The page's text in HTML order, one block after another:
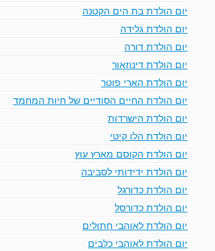
יום הולדת בת הים הקטנה
יום הולדת גלידה
יום הולדת דורה
יום הולדת דינוזאור
יום הולדת הארי פוטר
יום הולדת החיים הסודיים של חיות המחמד
יום הולדת הישרדות
יום הולדת הלו קיטי
יום הולדת הקוסם מארץ עוץ
יום הולדת ידידותי לסביבה
יום הולדת כדורגל
יום הולדת כדורסל
יום הולדת לאוהבי חתולים
יום הולדת לאוהבי כלבים